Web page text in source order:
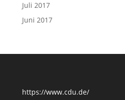
Juli 2017
Juni 2017
https://www.cdu.de/